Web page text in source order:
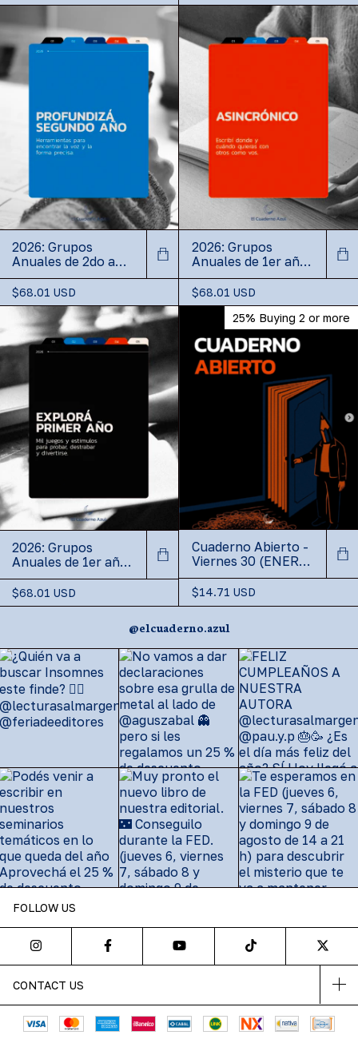
2026: Grupos
Anuales de 2do año
Profundización
$68.01 USD
2026: Grupos
Anuales de 1er año
Exploración -
(copia)
$68.01 USD
2026: Grupos
Anuales de 1er año
Exploración
$68.01 USD
25% Buying 2 or more
Cuaderno Abierto -
Viernes 30 (ENERO)
de 19 a 21hs -
(copia)
$14.71 USD
@elcuaderno.azul
FOLLOW US
CONTACT US